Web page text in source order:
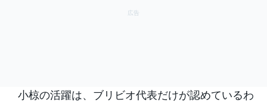
小椋の活躍は、ブリビオ代表だけが認めているわ